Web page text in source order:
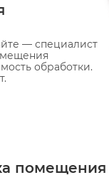
— специалист
обработки.
помещения